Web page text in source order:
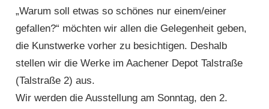
„Warum soll etwas so schönes nur einem/einer
gefallen?“ möchten wir allen die Gelegenheit geben,
die Kunstwerke vorher zu besichtigen. Deshalb
stellen wir die Werke im Aachener Depot Talstraße
(Talstraße 2) aus.
Wir werden die Ausstellung am Sonntag, den 2.